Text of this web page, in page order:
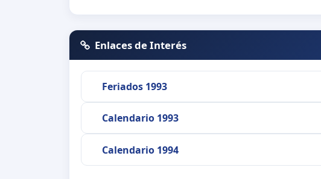
Enlaces de Interés
Feriados 1993
Calendario 1993
Calendario 1994